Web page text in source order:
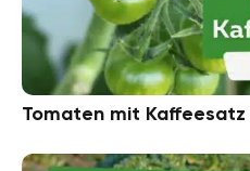
Tomaten mit